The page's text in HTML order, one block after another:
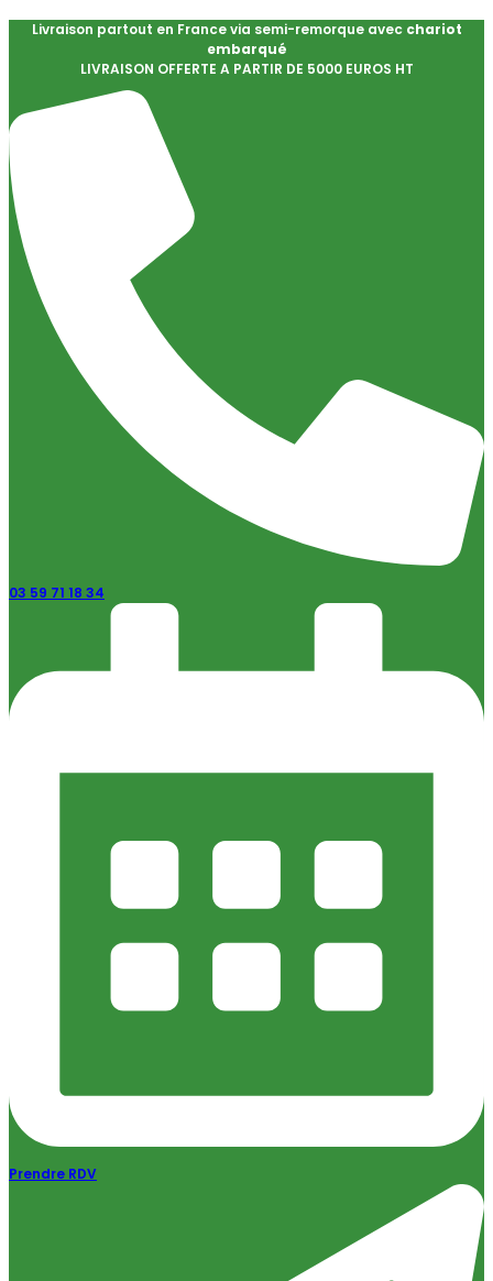
Livraison partout en France via semi-remorque avec chariot
embarqué
LIVRAISON OFFERTE A PARTIR DE 5000 EUROS HT
03 59 71 18 34
Prendre RDV